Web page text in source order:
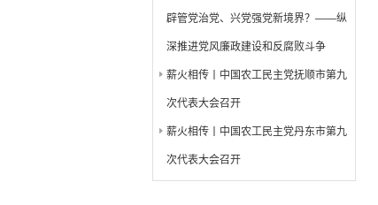
辟管党治党、兴党强党新境界？——纵
深推进党风廉政建设和反腐败斗争
薪火相传丨中国农工民主党抚顺市第九
次代表大会召开
薪火相传丨中国农工民主党丹东市第九
次代表大会召开